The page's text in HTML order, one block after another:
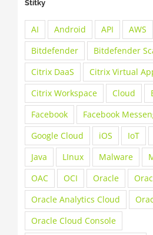
Štítky
AI Android API AWS
Bitdefender
Bitdefender
Citrix DaaS
Citrix Virtual
Citrix Workspace
Cloud
Facebook
Facebook
Google Cloud
iOS IoT
Java
LInux Malware
OAC
OCI Oracle
Oracle Analytics Cloud
Oracle Cloud Console